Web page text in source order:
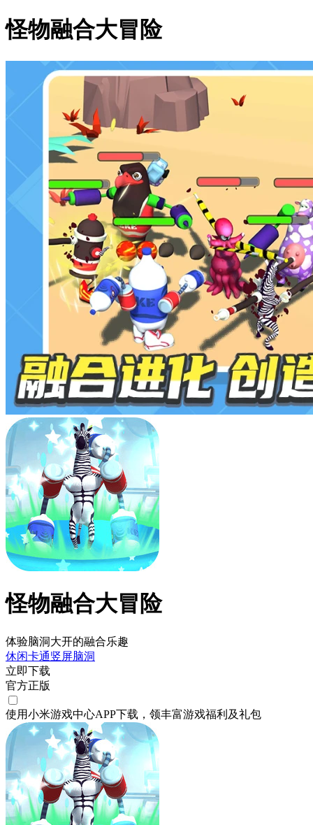
怪物融合大冒险
怪物融合大冒险
体验脑洞大开的融合乐趣
休闲卡通竖屏脑洞
立即下载
官方正版
使用小米游戏中心APP下载 ，领丰富游戏福利 及礼包